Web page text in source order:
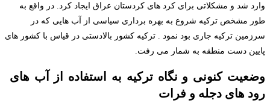
وارد شد و مشکلاتی برای کرد های کردستان عراق ایجاد کرد. در واقع به
طور مشخص ترکیه شروع به بهره برداری سیاسی از آب هایی که در
سرزمین ترکیه جاری بود نمود . ترکیه کشور بالادستی در قیاس با کشور های
پایین دست منطقه به شمار می رفت.
وضعیت کنونی و نگاه ترکیه به استفاده از آب های
رود های دجله و فرات